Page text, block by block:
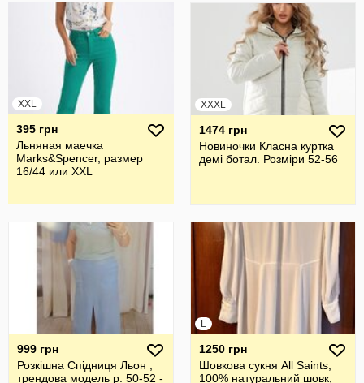
XXL
395 грн
Льняная маечка
Marks&Spencer, размер
16/44 или XXL
XXXL
1474 грн
Новиночки Класна куртка
демі ботал. Розміри 52-56
999 грн
Розкішна Спідниця Льон ,
трендова модель р. 50-52 -
L
1250 грн
Шовкова cукня All Saints,
100% натуральний шовк,